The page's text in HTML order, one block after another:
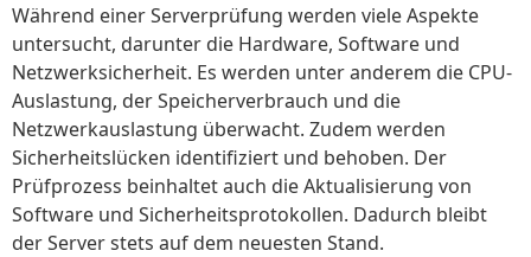
Während einer Serverprüfung werden viele Aspekte
untersucht, darunter die Hardware, Software und
Netzwerksicherheit. Es werden unter anderem die CPU-
Auslastung, der Speicherverbrauch und die
Netzwerkauslastung überwacht. Zudem werden
Sicherheitslücken identifiziert und behoben. Der
Prüfprozess beinhaltet auch die Aktualisierung von
Software und Sicherheitsprotokollen. Dadurch bleibt
der Server stets auf dem neuesten Stand.